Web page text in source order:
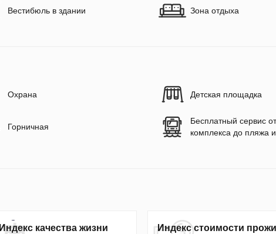
Вестибюль в здании Зона отдыха
Охрана Детская площадка
Горничная
Бесплатный сервис от
комплекса до пляжа
Индекс качества жизни Индекс стоимости